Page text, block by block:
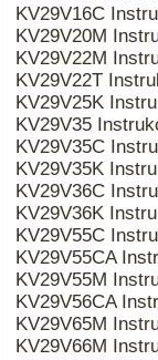
KV29V16C
KV29V20M
KV29V22M
KV29V22T
KV29V25K
KV29V35
KV29V35C
KV29V35K
KV29V36C
KV29V36K
KV29V55C
KV29V55CA
KV29V55M
KV29V56CA
KV29V65M
KV29V66M